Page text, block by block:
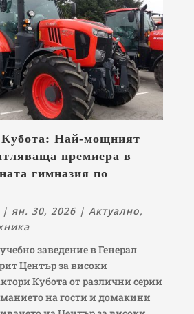
Най-мощният
премиера в
гимназия по
ян. 30, 2026| Актуално,
заведение в Генерал
Център за високи
Кубота от различни серии
на гости и домакини